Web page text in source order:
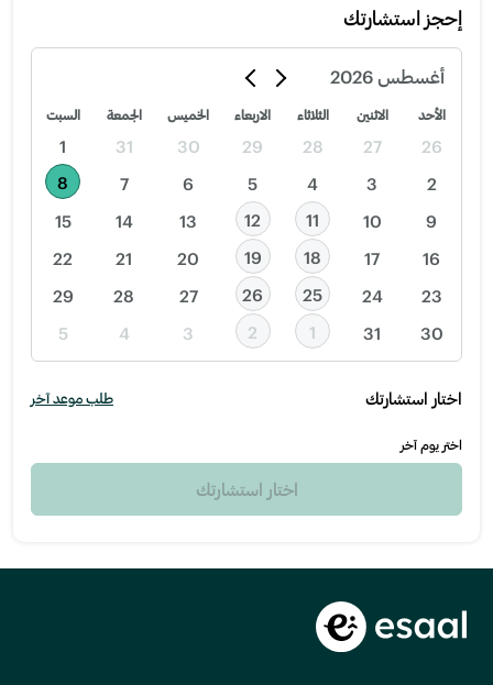
إحجز استشارتك
أغسطس 2026
الأحد الاثنين الثلاثاء الاربعاء الخميس الجمعة السبت
26
27
28
29
30
31
1
2
3
4
5
6
7
8
9
10
11
12
13
14
15
16
17
18
19
20
21
22
23
24
25
26
27
28
29
30
31
1
2
3
4
5
اختار استشارتك طلب موعد آخر
اختر يوم آخر
اختار استشارتك